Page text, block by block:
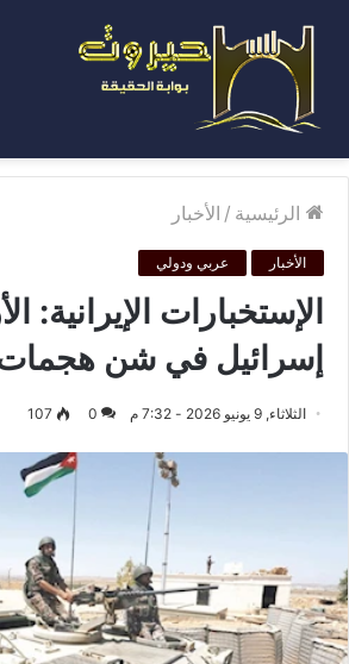
الرئيسية / الأخبار
الأخبار عربي ودولي
الإستخبارات الإيرانية:
إسرائيل في شن هجمات
الثلاثاء, 9 يونيو 2026 - 7:32 م 0
107